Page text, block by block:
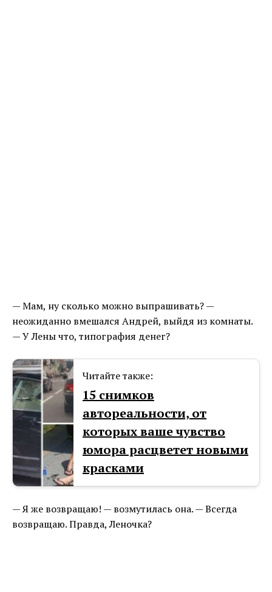
— Мам, ну сколько можно выпрашивать? —
неожиданно вмешался Андрей, выйдя из комнаты.
— У Лены что, типография денег?
Читайте также:
15 снимков
автореальности, от
которых ваше чувство
юмора расцветет новыми
красками
— Я же возвращаю! — возмутилась она. — Всегда
возвращаю. Правда, Леночка?